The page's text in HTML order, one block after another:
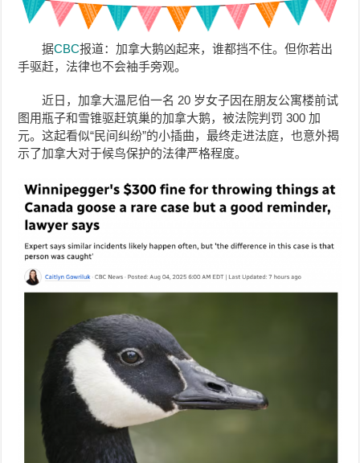
据CBC报道：加拿大鹅凶起来，谁都挡不住。但你若出
手驱赶，法律也不会袖手旁观。
近日，加拿大温尼伯一名 20 岁女子因在朋友公寓楼前试
图用瓶子和雪锥驱赶筑巢的加拿大鹅，被法院判罚 300 加
元。这起看似“民间纠纷”的小插曲，最终走进法庭，也意外揭
示了加拿大对于候鸟保护的法律严格程度。